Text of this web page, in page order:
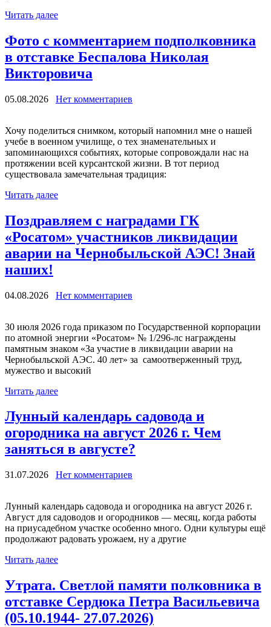
Читать далее
Фото с комментарием подполковника
в отставке Беспалова Николая
Викторовича
05.08.2026 Нет комментариев
Хочу поделиться снимком, который напомнил мне о нашей
учебе в военном училище, о тех знаменательных и
запоминающихся событиях, которые сопровождали нас на
протяжении всей курсантской жизни. В тот период
существовала замечательная традиция:
Читать далее
Поздравляем с наградами ГК
«Росатом» участников ликвидации
аварии на Чернобыльской АЭС! Знай
наших!
04.08.2026 Нет комментариев
30 июля 2026 года приказом по Государственной корпорации
по атомной энергии «Росатом» № 1/296-лс награждены
памятным знаком «За участие в ликвидации аварии на
Чернобыльской АЭС. 40 лет» за самоотверженный труд,
мужество и высокий
Читать далее
Лунный календарь садовода и
огородника на август 2026 г. Чем
заняться в августе?
31.07.2026 Нет комментариев
Лунный календарь садовода и огородника на август 2026 г.
Август для садоводов и огородников — месяц, когда работы
на приусадебном участке особенно много. Одни культуры ещё
продолжают радовать урожаем, ну а другие
Читать далее
Утрата. Светлой памяти полковника в
отставке Сердюка Петра Васильевича
(05.10.1944- 27.07.2026)